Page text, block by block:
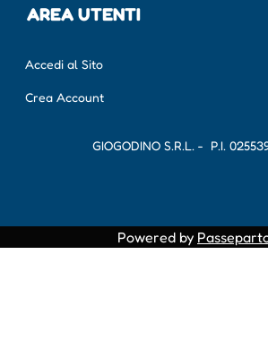
AREA UTENTI
Accedi al Sito
Crea Account
GIOGODINO S.R.L. - P.I.
Powered by